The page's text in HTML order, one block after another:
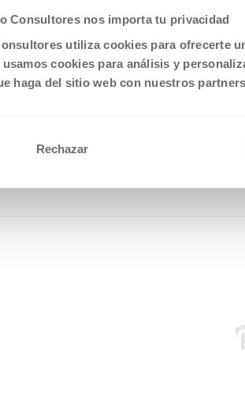
Consultores nos importa tu privacidad
utiliza cookies para ofrecerte
usamos cookies para análisis y
haga del sitio web con nuestros
Rechazar
tasa de 100 €.
por haberle “enganchado”